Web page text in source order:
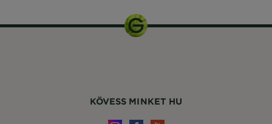
KÖVESS MINKET HU